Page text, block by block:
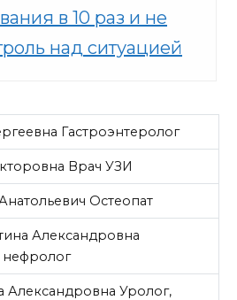
в 10 раз и не
над ситуацией
Гастроэнтеролог
Врач УЗИ
Остеопат
Александровна
нефролог
Александровна Уролог,